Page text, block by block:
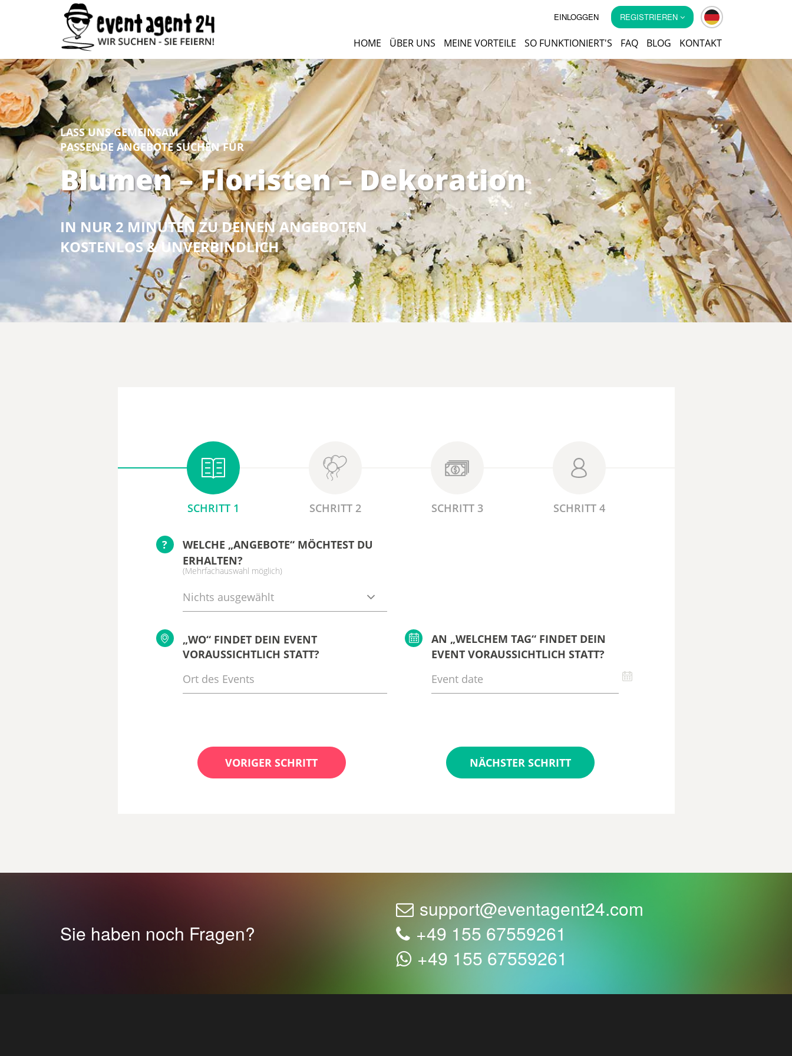
EINLOGGEN REGISTRIEREN
HOME ÜBER UNS MEINE VORTEILE SO FUNKTIONIERT'S FAQ BLOG KONTAKT
LASS UNS GEMEINSAM
PASSENDE ANGEBOTE SUCHEN FÜR
Blumen – Floristen – Dekoration
IN NUR 2 MINUTEN ZU DEINEN ANGEBOTEN
KOSTENLOS & UNVERBINDLICH
SCHRITT 1 SCHRITT 2 SCHRITT 3 SCHRITT 4
?
WELCHE „ANGEBOTE“ MÖCHTEST DU
ERHALTEN?
(Mehrfachauswahl möglich)
Nichts ausgewählt
„WO“ FINDET DEIN EVENT
VORAUSSICHTLICH STATT?
AN „WELCHEM TAG“ FINDET DEIN
EVENT VORAUSSICHTLICH STATT?
VORIGER SCHRITT NÄCHSTER SCHRITT
Sie haben noch Fragen?
support@eventagent24.com
+49 155 67559261
+49 155 67559261